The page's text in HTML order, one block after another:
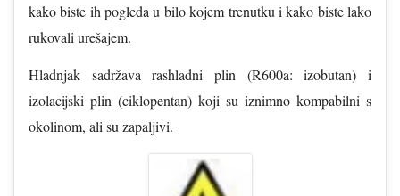
kako biste ih pogleda u bilo kojem trenutku i kako biste lako
rukovali urešajem.
Hladnjak sadržava rashladni plin (R600a: izobutan) i
izolacijski plin (ciklopentan) koji su iznimno kompabilni s
okolinom, ali su zapaljivi.